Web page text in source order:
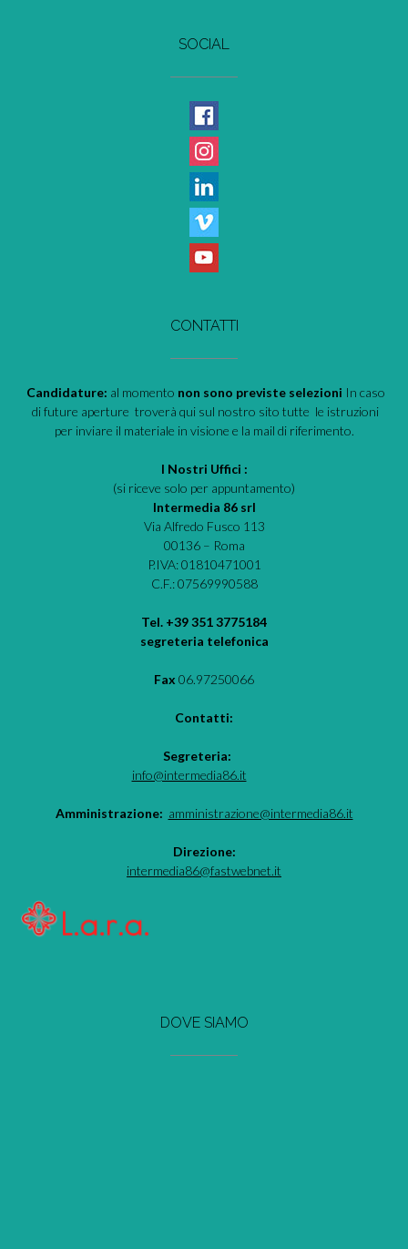
SOCIAL
CONTATTI
Candidature: al momento non sono previste selezioni In caso
di future aperture troverà qui sul nostro sito tutte le istruzioni
per inviare il materiale in visione e la mail di riferimento.
I Nostri Uffici :
(si riceve solo per appuntamento)
Intermedia 86 srl
Via Alfredo Fusco 113
00136 – Roma
P.IVA: 01810471001
C.F.: 07569990588
Tel. +39 351 3775184
segreteria telefonica
Fax 06.97250066
Contatti:
Segreteria:
info@intermedia86.it
Amministrazione: amministrazione@intermedia86.it
Direzione:
intermedia86@fastwebnet.it
DOVE SIAMO